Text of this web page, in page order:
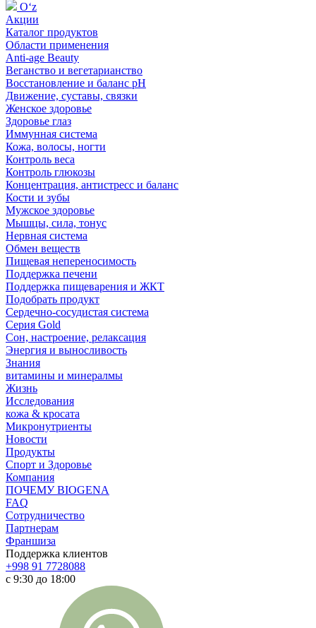
Oʻz
Акции
Каталог продуктов
Области применения
Anti-age Beauty
Веганство и вегетарианство
Восстановление и баланс pH
Движение, суставы, связки
Женское здоровье
Здоровье глаз
Иммунная система
Кожа, волосы, ногти
Контроль веса
Контроль глюкозы
Концентрация, антистресс и баланс
Кости и зубы
Мужское здоровье
Мышцы, сила, тонус
Нервная система
Обмен веществ
Пищевая непереносимость
Поддержка печени
Поддержка пищеварения и ЖКТ
Подобрать продукт
Сердечно-сосудистая система
Серия Gold
Сон, настроение, релаксация
Энергия и выносливость
Знания
витамины и минералмы
Жизнь
Исследования
кожа & кросата
Микронутриенты
Новости
Продукты
Спорт и Здоровье
Компания
ПОЧЕМУ BIOGENA
FAQ
Сотрудничество
Партнерам
Франшиза
Поддержка клиентов
+998 91 7728088
с 9:30 до 18:00